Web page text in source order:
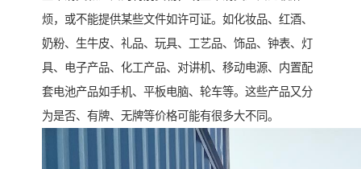
烦，或不能提供某些文件如许可证。如化妆品、红酒、
奶粉、生牛皮、礼品、玩具、工艺品、饰品、钟表、灯
具、电子产品、化工产品、对讲机、移动电源、内置配
套电池产品如手机、平板电脑、轮车等。这些产品又分
为是否、有牌、无牌等价格可能有很多大不同。